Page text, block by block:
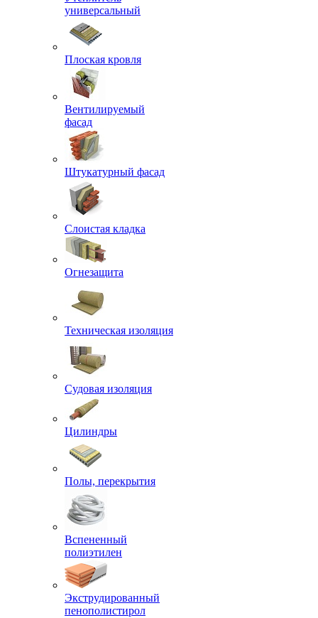
универсальный
Плоская кровля
Вентилируемый
фасад
Штукатурный фасад
Слоистая кладка
Огнезащита
Техническая изоляция
Судовая изоляция
Цилиндры
Полы, перекрытия
Вспененный
полиэтилен
Экструдированный
пенополистирол